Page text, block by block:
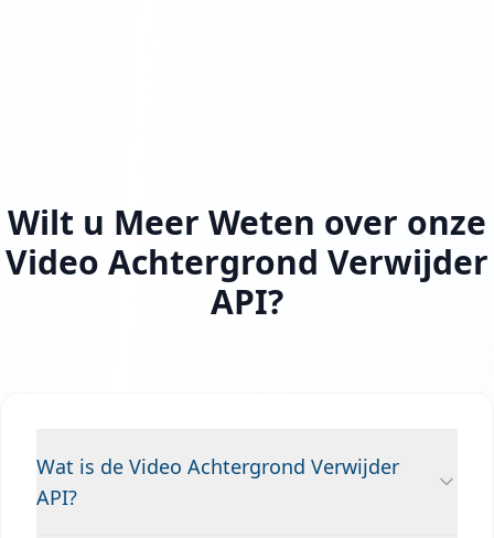
Wilt u Meer Weten over onze
Video Achtergrond Verwijder
API?
Wat is de Video Achtergrond Verwijder
API?